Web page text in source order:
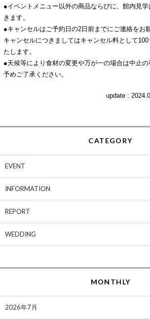
●イベントメニュー以外の商品ならびに、館内見
きます。
●キャンセルはご予約日の2日前までにご連絡をお
キャンセルにつきましてはキャンセル料として
たします。
●天候等により食材の変更や万が一の場合は中止の
予めご了承ください。
update :
CATEGORY
EVENT
INFORMATION
REPORT
WEDDING
MONTHLY
2026年7月